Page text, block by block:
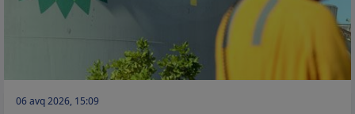
06 avq 2026, 15:09